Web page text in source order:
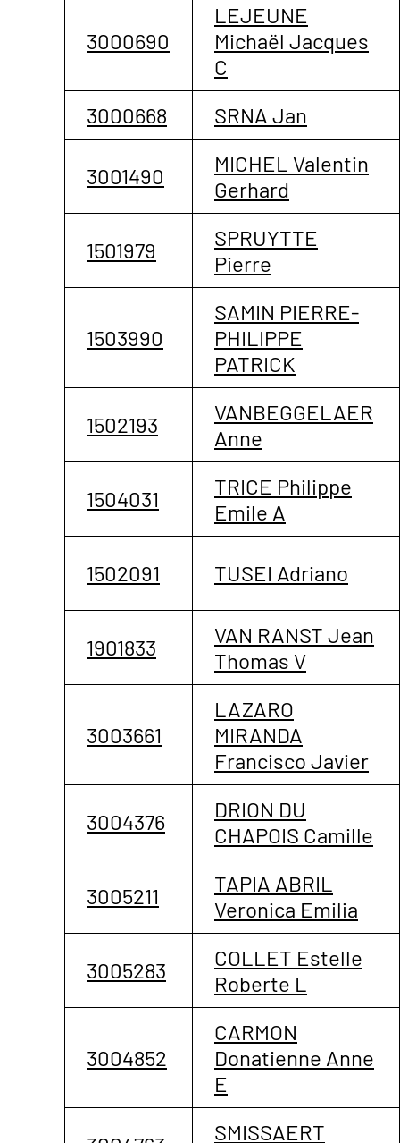
3000690
LEJEUNE
Michaël Jacques
C
3000668
SRNA Jan
3001490
MICHEL Valentin
Gerhard
1501979
SPRUYTTE
Pierre
1503990
SAMIN PIERRE-
PHILIPPE
PATRICK
1502193
VANBEGGELAER
Anne
1504031
TRICE Philippe
Emile A
1502091 TUSEI Adriano
1901833
VAN RANST Jean
Thomas V
3003661
LAZARO
MIRANDA
Francisco Javier
3004376
DRION DU
CHAPOIS Camille
3005211
TAPIA ABRIL
Veronica Emilia
3005283
COLLET Estelle
Roberte L
3004852
CARMON
Donatienne Anne
E
SMISSAERT